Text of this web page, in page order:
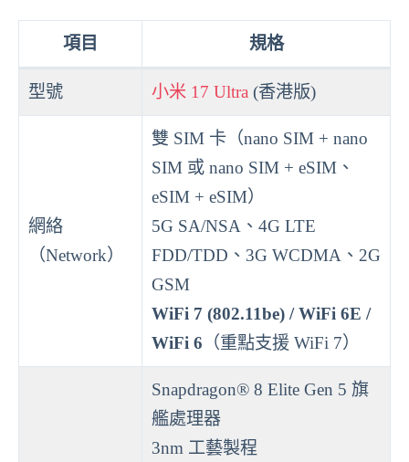
項目 規格
型號 小米 17 Ultra (香港版)
網絡
（Network）
雙 SIM 卡（nano SIM + nano
SIM 或 nano SIM + eSIM、
eSIM + eSIM）
5G SA/NSA、4G LTE
FDD/TDD、3G WCDMA、2G
GSM
WiFi 7 (802.11be) / WiFi 6E /
WiFi 6 （重點支援 WiFi 7）
Snapdragon® 8 Elite Gen 5 旗
艦處理器
3nm 工藝製程